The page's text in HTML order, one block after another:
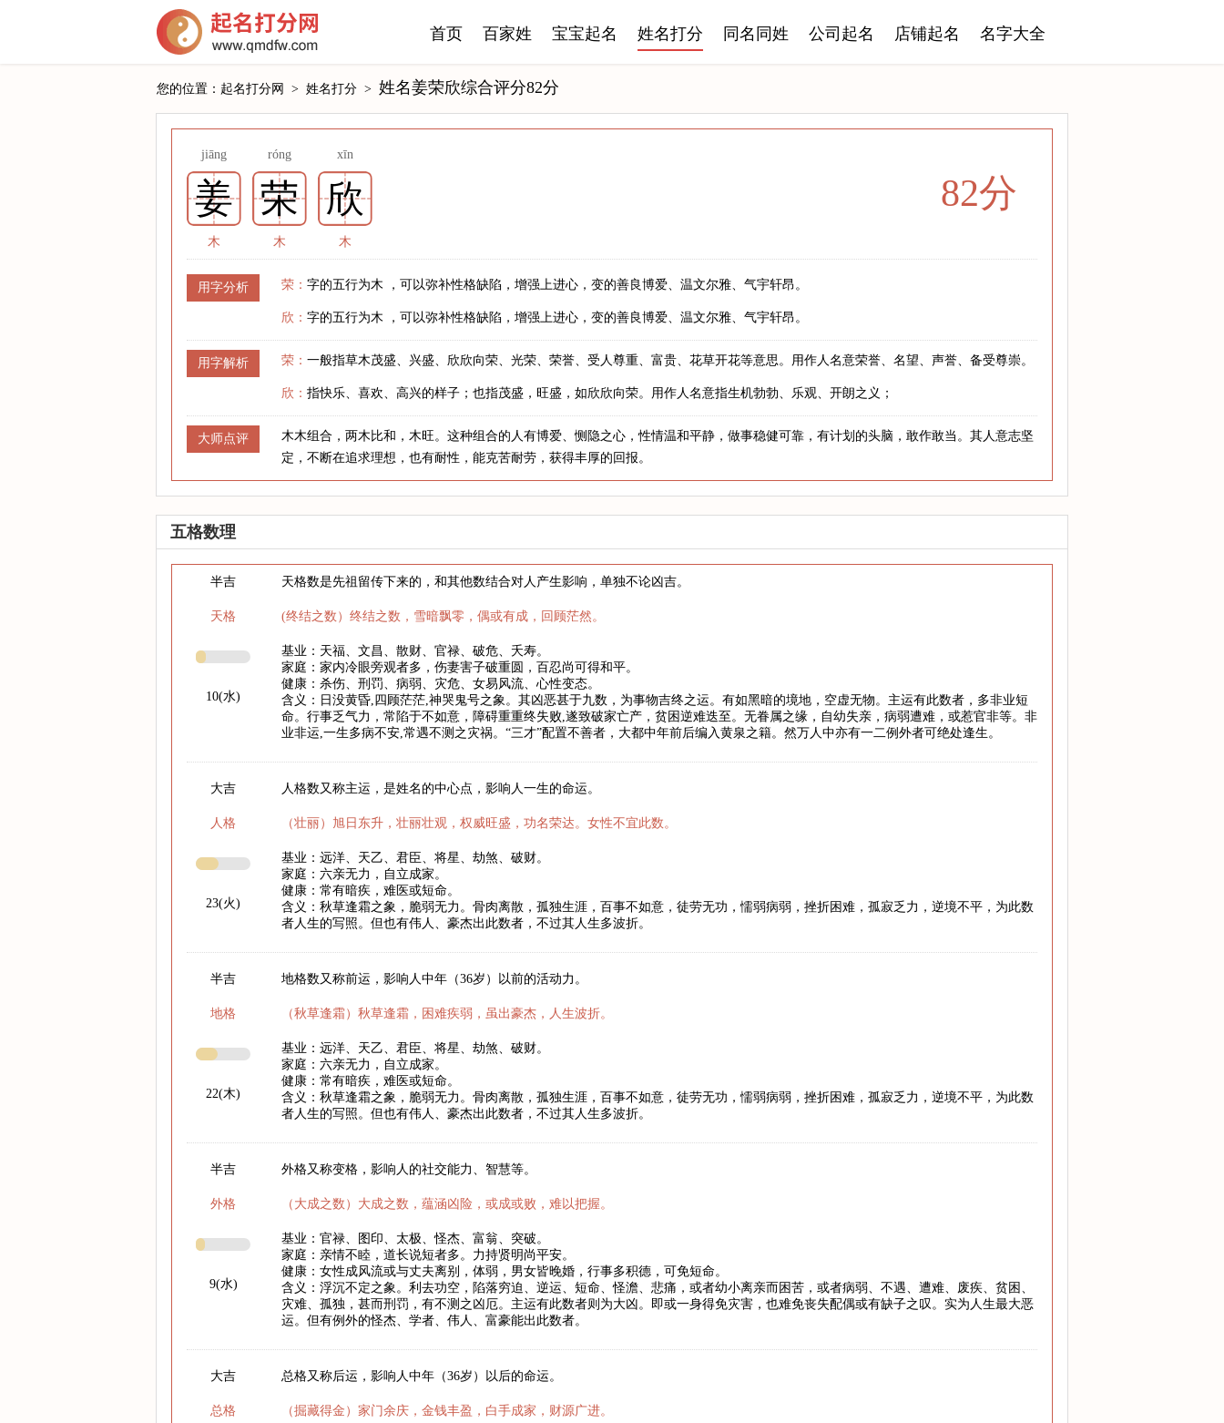
首页 百家姓 宝宝起名 姓名打分 同名同姓 公司起名 店铺起名 名字大全
您的位置： 起名打分网 > 姓名打分 > 姓名姜荣欣综合评分82分
jiāng róng xīn
姜 荣 欣
木 木 木
82分
用字分析 荣： 字的五行为木 ，可以弥补性格缺陷，增强上进心，变的善良博爱、温文尔雅、气宇轩昂。
欣： 字的五行为木 ，可以弥补性格缺陷，增强上进心，变的善良博爱、温文尔雅、气宇轩昂。
用字解析 荣： 一般指草木茂盛、兴盛、欣欣向荣、光荣、荣誉、受人尊重、富贵、花草开花等意思。用作人名意荣誉、名望、声誉、备受尊崇。
欣： 指快乐、喜欢、高兴的样子；也指茂盛，旺盛，如欣欣向荣。用作人名意指生机勃勃、乐观、开朗之义；
大师点评
木木组合，两木比和，木旺。这种组合的人有博爱、恻隐之心，性情温和平静，做事稳健可靠，有计划的头脑，敢作敢当。其人意志坚
定，不断在追求理想，也有耐性，能克苦耐劳，获得丰厚的回报。
五格数理
半吉
天格
10(水)
天格数是先祖留传下来的，和其他数结合对人产生影响，单独不论凶吉。
(终结之数）终结之数，雪暗飘零，偶或有成，回顾茫然。
基业：天福、文昌、散财、官禄、破危、夭寿。
家庭：家内冷眼旁观者多，伤妻害子破重圆，百忍尚可得和平。
健康：杀伤、刑罚、病弱、灾危、女易风流、心性变态。
含义：日没黄昏,四顾茫茫,神哭鬼号之象。其凶恶甚于九数，为事物吉终之运。有如黑暗的境地，空虚无物。主运有此数者，多非业短
命。行事乏气力，常陷于不如意，障碍重重终失败,遂致破家亡产，贫困逆难迭至。无眷属之缘，自幼失亲，病弱遭难，或惹官非等。非
业非运,一生多病不安,常遇不测之灾祸。“三才”配置不善者，大都中年前后编入黄泉之籍。然万人中亦有一二例外者可绝处逢生。
大吉
人格
23(火)
人格数又称主运，是姓名的中心点，影响人一生的命运。
（壮丽）旭日东升，壮丽壮观，权威旺盛，功名荣达。女性不宜此数。
基业：远洋、天乙、君臣、将星、劫煞、破财。
家庭：六亲无力，自立成家。
健康：常有暗疾，难医或短命。
含义：秋草逢霜之象，脆弱无力。骨肉离散，孤独生涯，百事不如意，徒劳无功，懦弱病弱，挫折困难，孤寂乏力，逆境不平，为此数
者人生的写照。但也有伟人、豪杰出此数者，不过其人生多波折。
半吉
地格
22(木)
地格数又称前运，影响人中年（36岁）以前的活动力。
（秋草逢霜）秋草逢霜，困难疾弱，虽出豪杰，人生波折。
基业：远洋、天乙、君臣、将星、劫煞、破财。
家庭：六亲无力，自立成家。
健康：常有暗疾，难医或短命。
含义：秋草逢霜之象，脆弱无力。骨肉离散，孤独生涯，百事不如意，徒劳无功，懦弱病弱，挫折困难，孤寂乏力，逆境不平，为此数
者人生的写照。但也有伟人、豪杰出此数者，不过其人生多波折。
半吉
外格
9(水)
外格又称变格，影响人的社交能力、智慧等。
（大成之数）大成之数，蕴涵凶险，或成或败，难以把握。
基业：官禄、图印、太极、怪杰、富翁、突破。
家庭：亲情不睦，道长说短者多。力持贤明尚平安。
健康：女性成风流或与丈夫离别，体弱，男女皆晚婚，行事多积德，可免短命。
含义：浮沉不定之象。利去功空，陷落穷迫、逆运、短命、怪澹、悲痛，或者幼小离亲而困苦，或者病弱、不遇、遭难、废疾、贫困、
灾难、孤独，甚而刑罚，有不测之凶厄。主运有此数者则为大凶。即或一身得免灾害，也难免丧失配偶或有缺子之叹。实为人生最大恶
运。但有例外的怪杰、学者、伟人、富豪能出此数者。
大吉
总格
总格又称后运，影响人中年（36岁）以后的命运。
（掘藏得金）家门余庆，金钱丰盈，白手成家，财源广进。